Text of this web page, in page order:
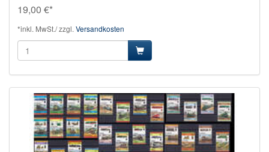
19,00 €*
*inkl. MwSt./ zzgl. Versandkosten